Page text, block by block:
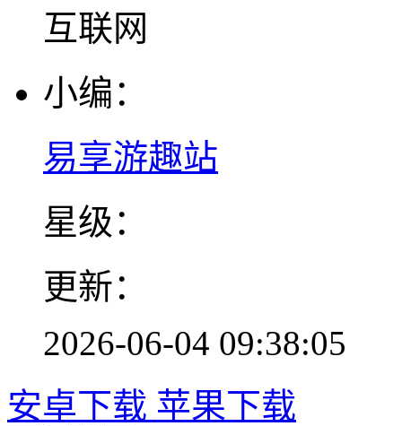
互联网
小编：
易享游趣站
星级：
更新：
2026-06-04 09:38:05
安卓下载 苹果下载